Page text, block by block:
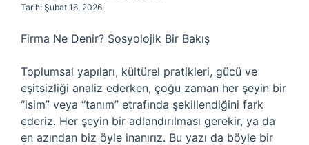
Tarih: Şubat 16, 2026
Firma Ne Denir? Sosyolojik Bir Bakış
Toplumsal yapıları, kültürel pratikleri, gücü ve
eşitsizliği analiz ederken, çoğu zaman her şeyin bir
“isim” veya “tanım” etrafında şekillendiğini fark
ederiz. Her şeyin bir adlandırılması gerekir, ya da
en azından biz öyle inanırız. Bu yazı da böyle bir